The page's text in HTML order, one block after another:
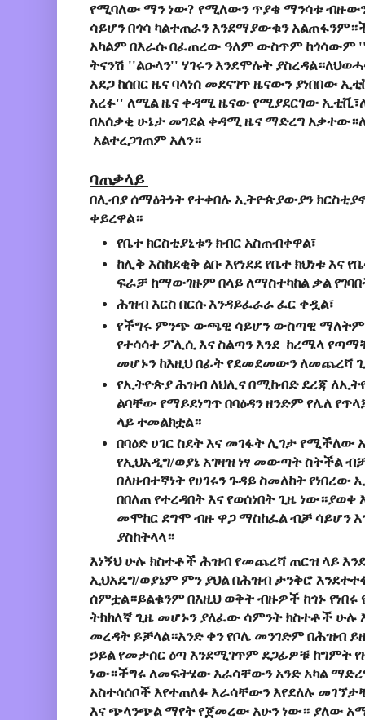
የሚባለው ማን ነው? የሚለውን ጥያቄ ማንሳቱ
ሳይሆን በጎሳ ካልተጠራን እንደማያውቁን
አካልም በእራሱ በፈጠረው ዓለም ውስጥም ከጎሳውም
ትናንሽ ''ልዑላን'' ሃገሩን እንደሞሉት
አደጋ ከሰበር ዜና ባላነሰ መደናገጥ ዜናውን ያነበበው
አረፉ'' ለሚል ዜና ቀዳሚ ዜናው የሚያደርገው
በአሰቃቂ ሁኔታ መገደል ቀዳሚ ዜና ማድረግ
አልተረጋገጠም አለን።
ባጠቃላይ
በሊብያ ሰማዕትነት የተቀበሉ ኢትዮጵያውያን
ቀይረዋል።
የቤተ ክርስቲያኒቱን ክብር አስጠብቀዋል፣
ከሊቅ እስከደቂቅ ልቡ እየነደደ የቤተ ክህነቱ እና
ፍራቻ ከማውገዙም በላይ ለማስተካከል ቃል
ሕዝብ እርስ በርሱ እንዳይፈራራ ፈር ቀዷል፣
የችግሩ ምንጭ ውጫዊ ሳይሆን ውስጣዊ ማለትም
የተሳሳተ ፖሊሲ እና ስልጣን እንደ ከረሜላ
መሆኑን ከእዚህ በፊት የደመደመውን ለመጨረሻ
የኢትዮጵያ ሕዝብ ለህሊና በሚከብድ ደረጃ
ልባቸው የማይደነግጥ በባዕዳን ዘንድም የሌለ
ላይ ተመልክቷል።
በባዕድ ሀገር ስደት እና መገፋት ሊገታ የሚችለው
የኢህአዲግ/ወያኔ አገዛዝ ነፃ መውጣት ስትችል
በለዘብተኛነት የሀገሩን ጉዳይ ስመለከት
በበለጠ የተረዳበት እና የወሰነበት ጊዜ
መሞከር ደግሞ ብዙ ዋጋ ማስከፈል ብቻ ሳይሆን
ያስከትላላ።
እነኝህ ሁሉ ክስተቶች ሕዝብ የመጨረሻ ጠርዝ ላይ
ኢህአዴግ/ወያኔም ምን ያህል በሕዝብ ታንቅሮ
ሰምቷል።ይልቁንም በእዚህ ወቅት ብዙዎች ከጎኑ የነበሩ
ትክክለኛ ጊዜ መሆኑን ያለፈው ሳምንት ክስተቶች ሁሉ
መረዳት ይቻላል።አንድ ቀን የቦሌ መንገድም በሕዝብ
ኃይል የመታሰር ዕጣ እንደሚገጥም ደጋፊዎቹ ከግምት
ነው።ችግሩ ለመፍትሄው እራሳቸውን አንድ አካል
አስተሳሰቦች እየተጠለፉ እራሳቸውን እየደለሉ
እና ጭላንጭል ማየት የጀመረው አሁን ነው። ያለው